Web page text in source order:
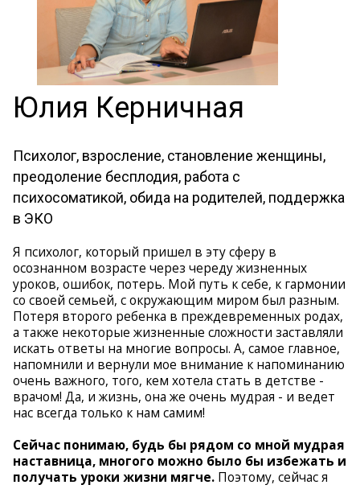
Юлия Керничная
Психолог, взросление, становление женщины,
преодоление бесплодия, работа с
психосоматикой, обида на родителей, поддержка
в ЭКО
Я психолог, который пришел в эту сферу в
осознанном возрасте через череду жизненных
уроков, ошибок, потерь. Мой путь к себе, к гармонии
со своей семьей, с окружающим миром был разным.
Потеря второго ребенка в преждевременных родах,
а также некоторые жизненные сложности заставляли
искать ответы на многие вопросы. А, самое главное,
напомнили и вернули мое внимание к напоминанию
очень важного, того, кем хотела стать в детстве -
врачом! Да, и жизнь, она же очень мудрая - и ведет
нас всегда только к нам самим!
Сейчас понимаю, будь бы рядом со мной мудрая
наставница, многого можно было бы избежать и
получать уроки жизни мягче. Поэтому, сейчас я